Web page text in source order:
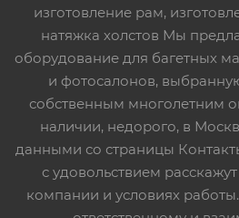
изготовление рам,
натяжка холстов Мы
оборудование для багетных
и фотосалонов,
собственным многолетним
наличии, недорого, в
данными со страницы
с удовольствием
компании и условиях